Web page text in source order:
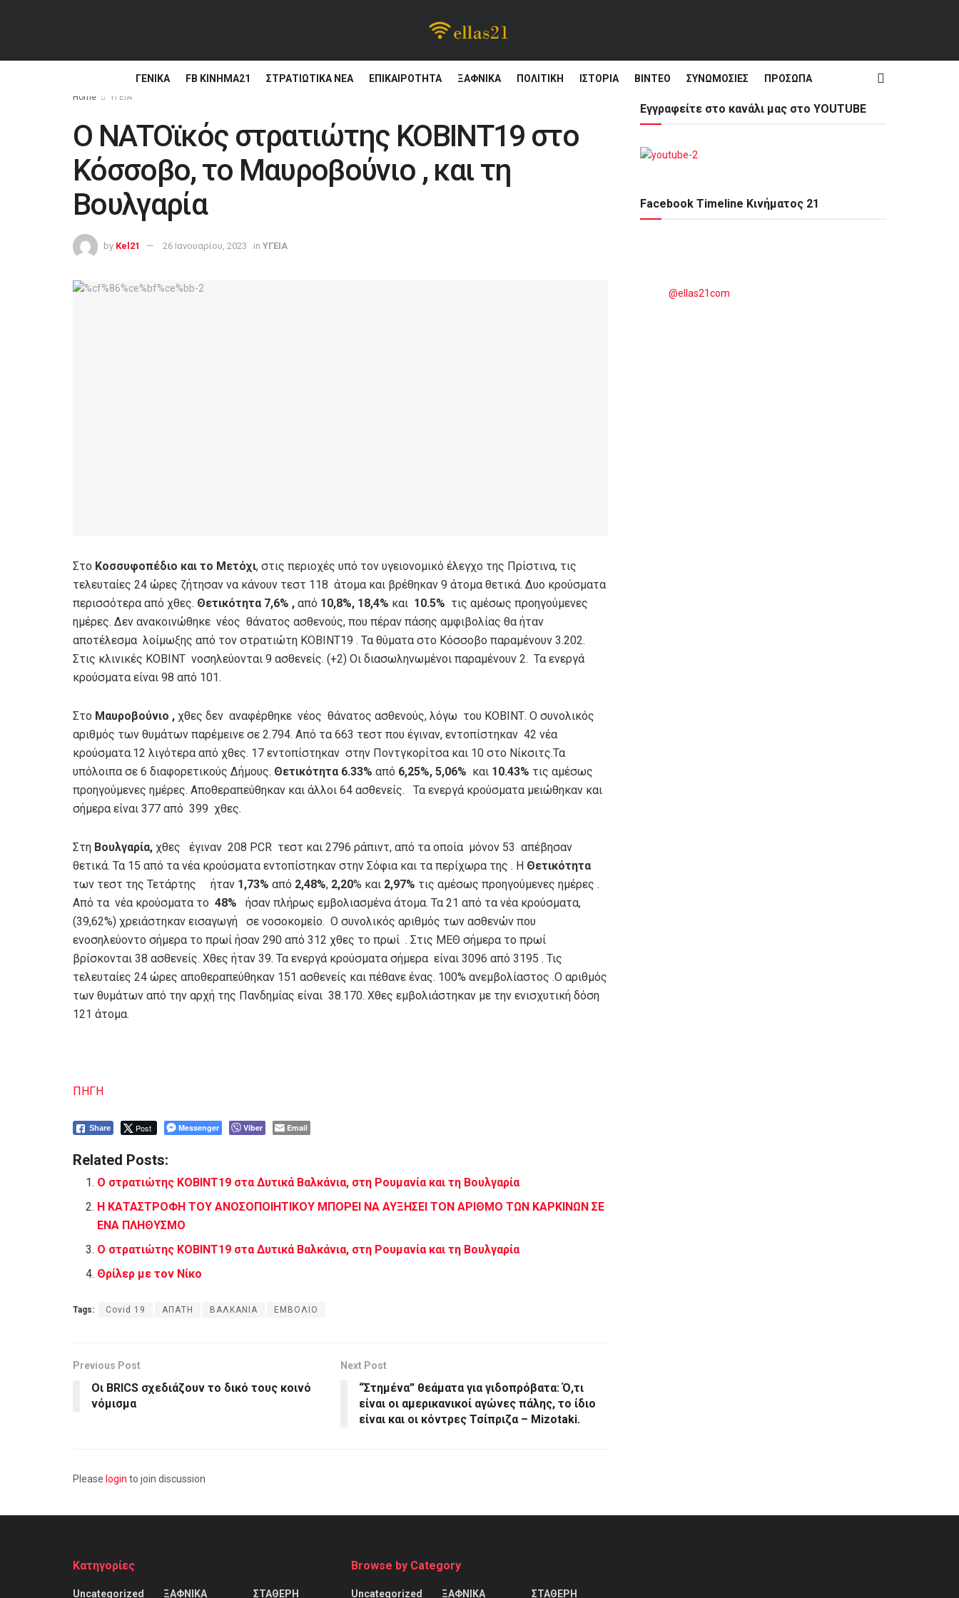
ΓΕΝΙΚΆ FB ΚΙΝΗΜΑ21 ΣΤΡΑΤΙΩΤΙΚΆ ΝΈΑ ΕΠΙΚΑΙΡΌΤΗΤΑ ΞΑΦΝΙΚΑ ΠΟΛΙΤΙΚΗ ΙΣΤΟΡΊΑ ΒΊΝΤΕΟ ΣΥΝΩΜΟΣΊΕΣ ΠΡΌΣΩΠΑ
Home ΥΓΕΙΑ
Ο ΝΑΤΟϊκός στρατιώτης ΚΟΒΙΝΤ19 στο
Κόσσοβο, το Μαυροβούνιο , και τη
Βουλγαρία
by Kel21 26 Ιανουαρίου, 2023 in ΥΓΕΙΑ
Στο Κοσσυφοπέδιο και το Μετόχι, στις περιοχές υπό τον υγειονομικό έλεγχο της Πρίστινα, τις
τελευταίες 24 ώρες ζήτησαν να κάνουν τεστ 118 άτομα και βρέθηκαν 9 άτομα θετικά. Δυο κρούσματα
περισσότερα από χθες. Θετικότητα 7,6% , από 10,8%, 18,4% και 10.5% τις αμέσως προηγούμενες
ημέρες. Δεν ανακοινώθηκε νέος θάνατος ασθενούς, που πέραν πάσης αμφιβολίας θα ήταν
αποτέλεσμα λοίμωξης από τον στρατιώτη ΚΟΒΙΝΤ19 . Τα θύματα στο Κόσσοβο παραμένουν 3.202.
Στις κλινικές ΚΟΒΙΝΤ νοσηλεύονται 9 ασθενείς. (+2) Οι διασωληνωμένοι παραμένουν 2. Τα ενεργά
κρούσματα είναι 98 από 101.
Στο Μαυροβούνιο , χθες δεν αναφέρθηκε νέος θάνατος ασθενούς, λόγω του ΚΟΒΙΝΤ. Ο συνολικός
αριθμός των θυμάτων παρέμεινε σε 2.794. Από τα 663 τεστ που έγιναν, εντοπίστηκαν 42 νέα
κρούσματα.12 λιγότερα από χθες. 17 εντοπίστηκαν στην Ποντγκορίτσα και 10 στο Νίκσιτς.Τα
υπόλοιπα σε 6 διαφορετικούς Δήμους. Θετικότητα 6.33% από 6,25%, 5,06% και 10.43% τις αμέσως
προηγούμενες ημέρες. Αποθεραπεύθηκαν και άλλοι 64 ασθενείς. Τα ενεργά κρούσματα μειώθηκαν και
σήμερα είναι 377 από 399 χθες.
Στη Βουλγαρία, χθες έγιναν 208 PCR τεστ και 2796 ράπιντ, από τα οποία μόνον 53 απέβησαν
θετικά. Τα 15 από τα νέα κρούσματα εντοπίστηκαν στην Σόφια και τα περίχωρα της . Η Θετικότητα
των τεστ της Τετάρτης ήταν 1,73% από 2,48%, 2,20% και 2,97% τις αμέσως προηγούμενες ημέρες .
Από τα νέα κρούσματα το 48%
ήσαν πλήρως εμβολιασμένα άτομα. Τα 21 από τα νέα κρούσματα,
(39,62%) χρειάστηκαν εισαγωγή σε νοσοκομείο. Ο συνολικός αριθμός των ασθενών που
ενοσηλεύοντο σήμερα το πρωί ήσαν 290 από 312 χθες το πρωί . Στις ΜΕΘ σήμερα το πρωί
βρίσκονται 38 ασθενείς. Χθες ήταν 39. Τα ενεργά κρούσματα σήμερα είναι 3096 από 3195 . Τις
τελευταίες 24 ώρες αποθεραπεύθηκαν 151 ασθενείς και πέθανε ένας. 100% ανεμβολίαστος .Ο αριθμός
των θυμάτων από την αρχή της Πανδημίας είναι 38.170. Χθες εμβολιάστηκαν με την ενισχυτική δόση
121 άτομα.
ΠΗΓΗ
Share Post Messenger Viber Email
Related Posts:
Ο στρατιώτης ΚΟΒΙΝΤ19 στα Δυτικά Βαλκάνια, στη Ρουμανία και τη Βουλγαρία
Η ΚΑΤΑΣΤΡΟΦΗ ΤΟΥ ΑΝΟΣΟΠΟΙΗΤΙΚΟΥ ΜΠΟΡΕΙ ΝΑ ΑΥΞΗΣΕΙ ΤΟΝ ΑΡΙΘΜΟ ΤΩΝ ΚΑΡΚΙΝΩΝ ΣΕ
ΕΝΑ ΠΛΗΘΥΣΜΟ
Ο στρατιώτης ΚΟΒΙΝΤ19 στα Δυτικά Βαλκάνια, στη Ρουμανία και τη Βουλγαρία
Θρίλερ με τον Νίκο
Tags: Covid 19 ΑΠΑΤΗ ΒΑΛΚΑΝΙΑ ΕΜΒΟΛΙΟ
Previous Post
Οι BRICS σχεδιάζουν το δικό τους κοινό
νόμισμα
Next Post
“Στημένα” θεάματα για γιδοπρόβατα: Ό,τι
είναι οι αμερικανικοί αγώνες πάλης, το ίδιο
είναι και οι κόντρες Τσίπριζα – Mizotaki.
Please login to join discussion
Εγγραφείτε στο κανάλι μας στο YOUTUBE
Facebook Timeline Κινήματος 21
@ellas21com
Kατηγορίες
Uncategorized ΞΑΦΝΙΚΑ ΣΤΑΘΕΡΗ
Browse by Category
Uncategorized ΞΑΦΝΙΚΑ ΣΤΑΘΕΡΗ